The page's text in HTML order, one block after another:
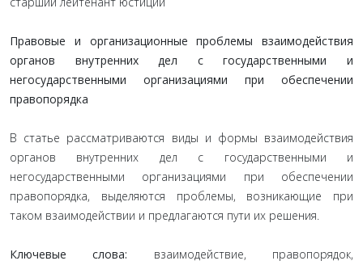
Правовые и организационные проблемы взаимодействия
органов внутренних дел с государственными и
негосударственными организациями при обеспечении
правопорядка
В статье рассматриваются виды и формы взаимодействия
органов внутренних дел с государственными и
негосударственными организациями при обеспечении
правопорядка, выделяются проблемы, возникающие при
таком взаимодействии и предлагаются пути их решения.
Ключевые слова: взаимодействие, правопорядок,